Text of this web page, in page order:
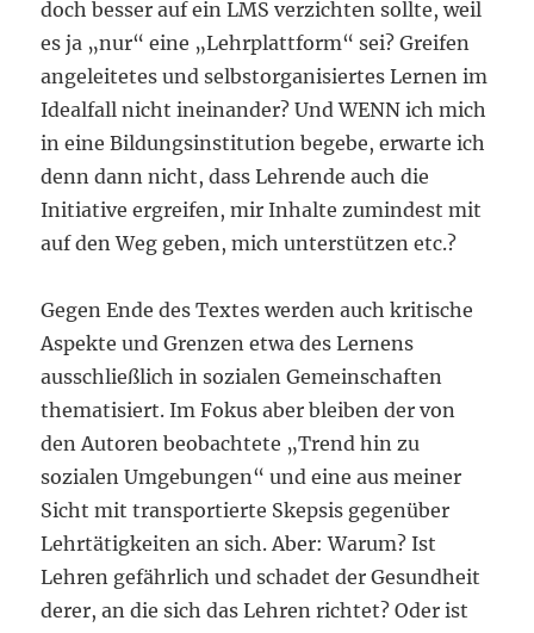
doch besser auf ein LMS verzichten sollte, weil
es ja „nur“ eine „Lehrplattform“ sei? Greifen
angeleitetes und selbstorganisiertes Lernen im
Idealfall nicht ineinander? Und WENN ich mich
in eine Bildungsinstitution begebe, erwarte ich
denn dann nicht, dass Lehrende auch die
Initiative ergreifen, mir Inhalte zumindest mit
auf den Weg geben, mich unterstützen etc.?
Gegen Ende des Textes werden auch kritische
Aspekte und Grenzen etwa des Lernens
ausschließlich in sozialen Gemeinschaften
thematisiert. Im Fokus aber bleiben der von
den Autoren beobachtete „Trend hin zu
sozialen Umgebungen“ und eine aus meiner
Sicht mit transportierte Skepsis gegenüber
Lehrtätigkeiten an sich. Aber: Warum? Ist
Lehren gefährlich und schadet der Gesundheit
derer, an die sich das Lehren richtet? Oder ist